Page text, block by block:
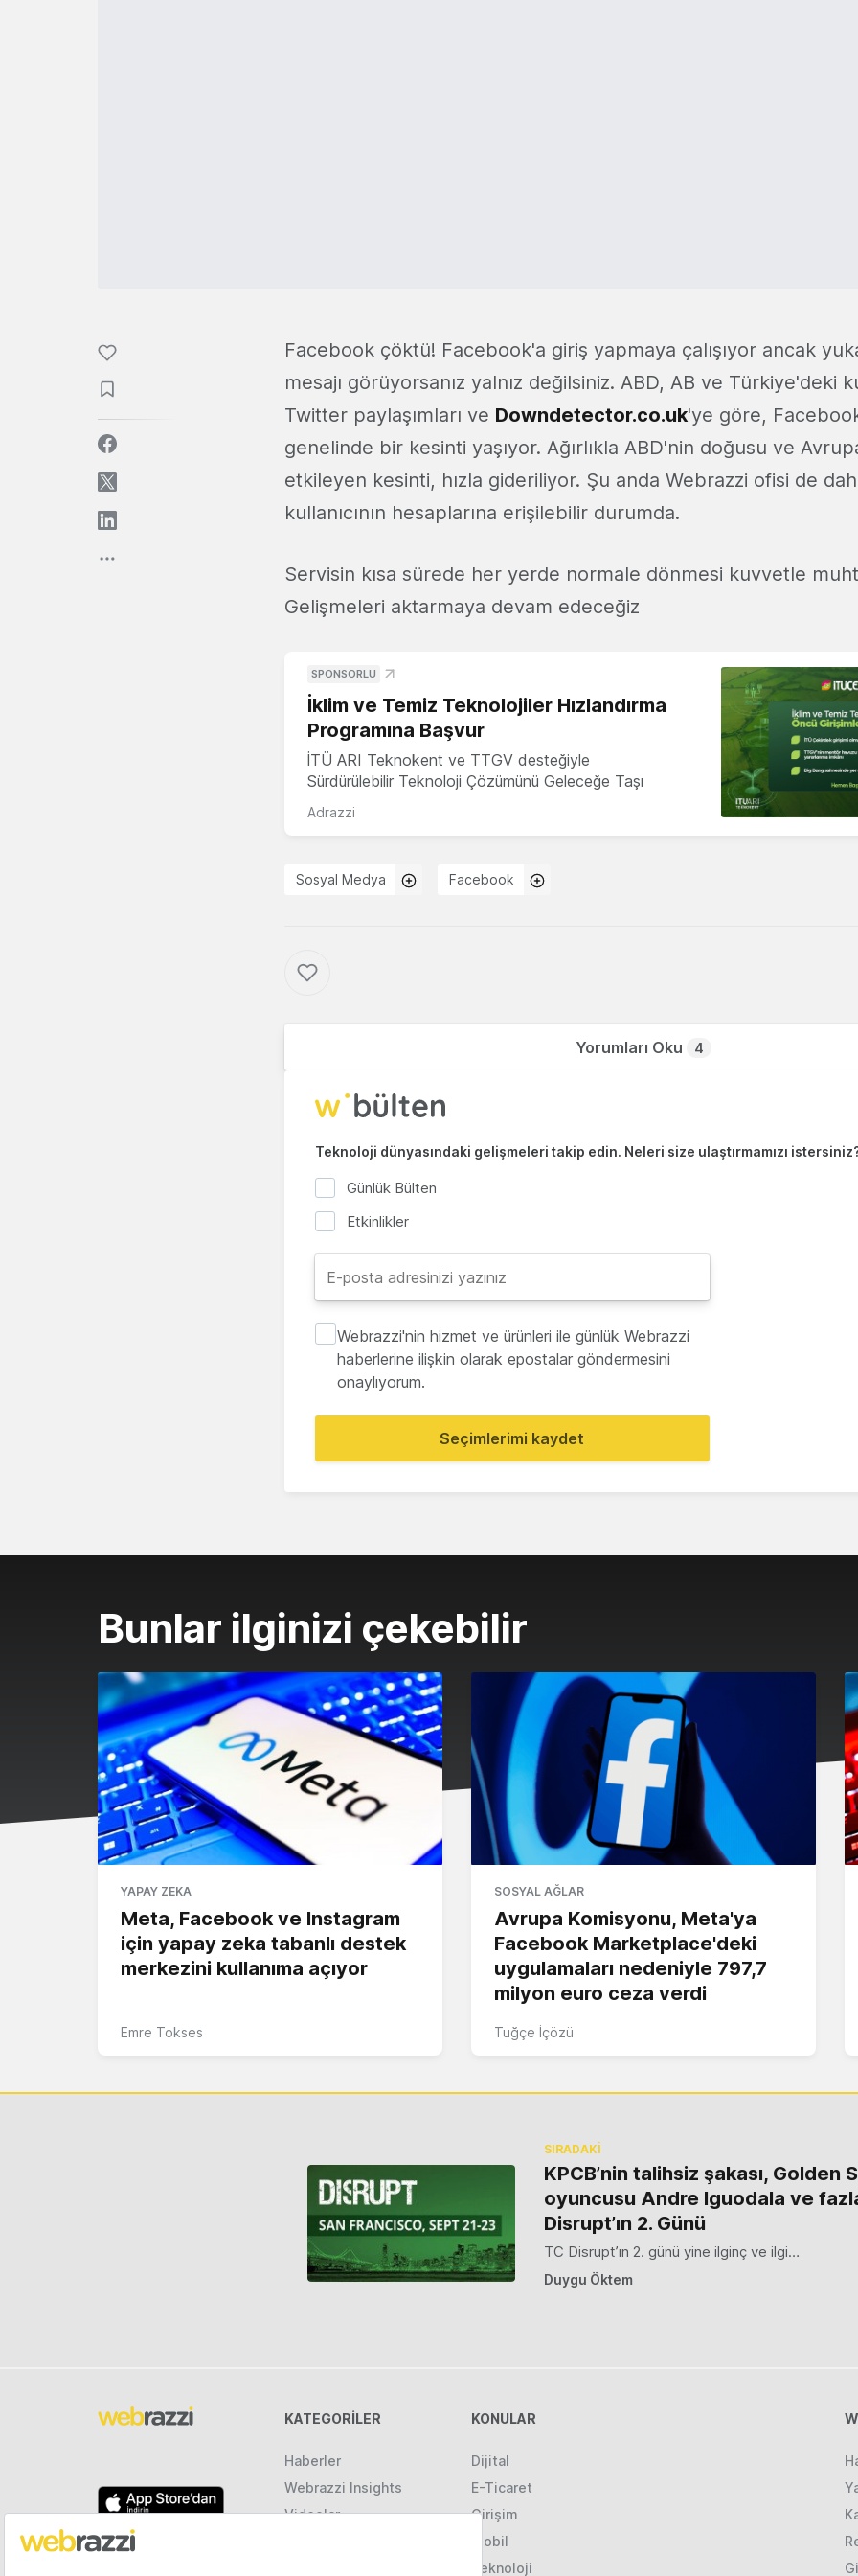
Facebook çöktü! Facebook'a giriş yapmaya çalışıyor ancak
mesajı görüyorsanız yalnız değilsiniz. ABD, AB ve Türkiye'deki
Twitter paylaşımları ve Downdetector.co.uk'ye göre,
genelinde bir kesinti yaşıyor. Ağırlıkla ABD'nin doğusu ve
etkileyen kesinti, hızla gideriliyor. Şu anda Webrazzi ofisi de
kullanıcının hesaplarına erişilebilir durumda.
Servisin kısa sürede her yerde normale dönmesi kuvvetle
Gelişmeleri aktarmaya devam edeceğiz
SPONSORLU
İklim ve Temiz Teknolojiler Hızlandırma
Programına Başvur
İTÜ ARI Teknokent ve TTGV desteğiyle
Sürdürülebilir Teknoloji Çözümünü Geleceğe Taşı
Adrazzi
Sosyal Medya Facebook
Yorumları Oku 4
Teknoloji dünyasındaki gelişmeleri takip edin. Neleri size ulaştırmamızı
Günlük Bülten
Etkinlikler
Webrazzi'nin hizmet ve ürünleri ile günlük Webrazzi
haberlerine ilişkin olarak epostalar göndermesini
onaylıyorum.
Seçimlerimi kaydet
Bunlar ilginizi çekebilir
YAPAY ZEKA
Meta, Facebook ve Instagram
için yapay zeka tabanlı destek
merkezini kullanıma açıyor
Emre Tokses
SOSYAL AĞLAR
Avrupa Komisyonu, Meta'ya
Facebook Marketplace'deki
uygulamaları nedeniyle 797,7
milyon euro ceza verdi
Tuğçe İçözü
SIRADAKİ
KPCB’nin talihsiz şakası, Golden
oyuncusu Andre Iguodala ve
Disrupt’ın 2. Günü
TC Disrupt’ın 2. günü yine ilginç ve ilgi…
Duygu Öktem
KATEGORILER
Haberler
Webrazzi Insights
Videolar
KONULAR
Dijital
E-Ticaret
Girişim
Mobil
Teknoloji